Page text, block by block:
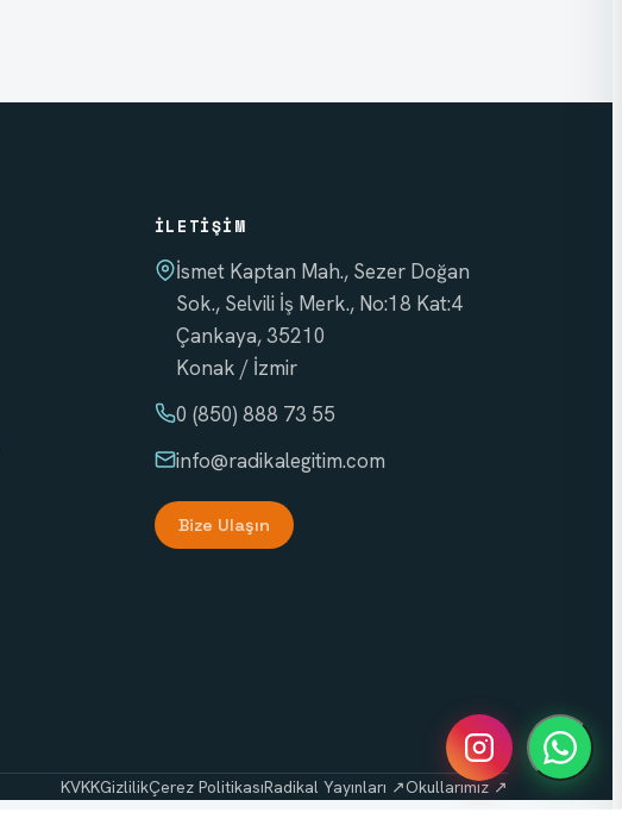
İLETIŞIM
İsmet Kaptan Mah., Sezer Doğan
Sok., Selvili İş Merk., No:18 Kat:4
Çankaya, 35210
Konak / İzmir
0 (850) 888 73 55
info@radikalegitim.com
Bize Ulaşın
KVKKGizlilikÇerez PolitikasıRadikal Yayınları ↗Okullarımız ↗